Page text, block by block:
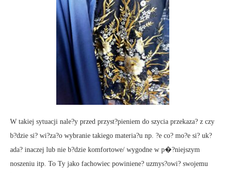
W takiej sytuacji nale?y przed przyst?pieniem do szycia przekaza? z czy
b?dzie si? wi?za?o wybranie takiego materia?u np. ?e co? mo?e si? uk?
ada? inaczej lub nie b?dzie komfortowe/ wygodne w p�?niejszym
noszeniu itp. To Ty jako fachowiec powiniene? uzmys?owi? swojemu